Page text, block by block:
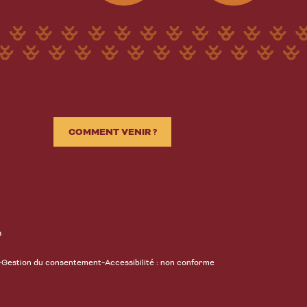
COMMENT VENIR ?
Gestion du consentement-Accessibilité : non conforme